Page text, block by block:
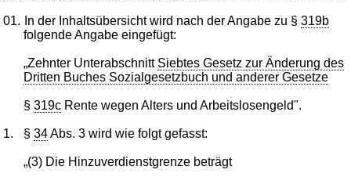
01. In der Inhaltsübersicht wird nach der Angabe zu §319b
folgende Angabe eingefügt:
„Zehnter Unterabschnitt Siebtes Gesetz zur Änderung des
Dritten Buches Sozialgesetzbuch und anderer Gesetze
§319c Rente wegen Alters und Arbeitslosengeld".
1. §34Abs. 3 wird wie folgt gefasst:
„(3) Die Hinzuverdienstgrenze beträgt